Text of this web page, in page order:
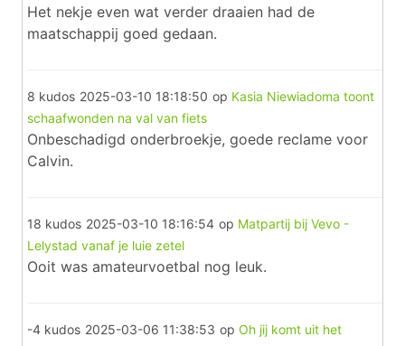
Het nekje even wat verder draaien had de
maatschappij goed gedaan.
8 kudos 2025-03-10 18:18:50 op Kasia Niewiadoma toont
schaafwonden na val van fiets
Onbeschadigd onderbroekje, goede reclame voor
Calvin.
18 kudos 2025-03-10 18:16:54 op Matpartij bij Vevo -
Lelystad vanaf je luie zetel
Ooit was amateurvoetbal nog leuk.
-4 kudos 2025-03-06 11:38:53 op Oh jij komt uit het